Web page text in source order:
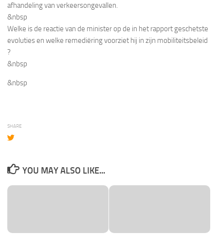
afhandeling van verkeersongevallen.
&nbsp
Welke is de reactie van de minister op de in het rapport geschetste
evoluties en welke remediëring voorziet hij in zijn mobiliteitsbeleid
?
&nbsp
&nbsp
SHARE
YOU MAY ALSO LIKE...